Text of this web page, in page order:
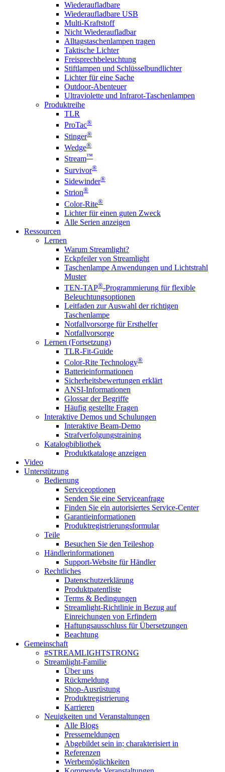
Wiederaufladbare
Wiederaufladbare USB
Multi-Kraftstoff
Nicht Wiederaufladbar
Alltagstaschenlampen tragen
Taktische Lichter
Freisprechbeleuchtung
Stiftlampen und Schlüsselbundlichter
Lichter für eine Sache
Outdoor-Abenteuer
Ultraviolette und Infrarot-Taschenlampen
Produktreihe
TLR
ProTac®
Stinger®
Wedge®
Stream™
Survivor®
Sidewinder®
Strion®
Color-Rite®
Lichter für einen guten Zweck
Alle Serien anzeigen
Ressourcen
Lernen
Warum Streamlight?
Eckpfeiler von Streamlight
Taschenlampe Anwendungen und Lichtstrahl
Muster
TEN-TAP®-Programmierung für flexible
Beleuchtungsoptionen
Leitfaden zur Auswahl der richtigen
Taschenlampe
Notfallvorsorge für Ersthelfer
Notfallvorsorge
Lernen (Fortsetzung)
TLR-Fit-Guide
Color-Rite Technology®
Batterieinformationen
Sicherheitsbewertungen erklärt
ANSI-Informationen
Glossar der Begriffe
Häufig gestellte Fragen
Interaktive Demos und Schulungen
Interaktive Beam-Demo
Strafverfolgungstraining
Katalogbibliothek
Produktkataloge anzeigen
Video
Unterstützung
Bedienung
Serviceoptionen
Senden Sie eine Serviceanfrage
Finden Sie ein autorisiertes Service-Center
Garantieinformationen
Produktregistrierungsformular
Teile
Besuchen Sie den Teileshop
Händlerinformationen
Support-Website für Händler
Rechtliches
Datenschutzerklärung
Produktpatentliste
Terms & Bedingungen
Streamlight-Richtlinie in Bezug auf
Einreichungen von Erfindern
Haftungsausschluss für Übersetzungen
Beachtung
Gemeinschaft
#STREAMLIGHTSTRONG
Streamlight-Familie
Über uns
Rückmeldung
Shop-Ausrüstung
Produktregistrierung
Karrieren
Neuigkeiten und Veranstaltungen
Alle Blogs
Pressemeldungen
Abgebildet sein in; charakterisiert in
Referenzen
Werbemöglichkeiten